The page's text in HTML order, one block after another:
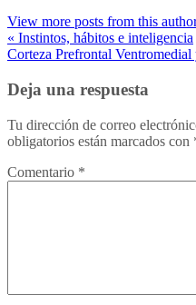
View more posts from this
« Instintos, hábitos e inteligencia
Corteza Prefrontal Ventromedial
Deja una respuesta
Tu dirección de correo
obligatorios están marcados con
Comentario *